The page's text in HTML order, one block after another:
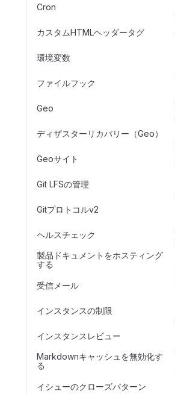
Cron
カスタムHTMLヘッダータグ
環境変数
ファイルフック
Geo
ディザスターリカバリー（Geo）
Geoサイト
Git LFSの管理
Gitプロトコルv2
ヘルスチェック
製品ドキュメントをホスティング
する
受信メール
インスタンスの制限
インスタンスレビュー
Markdownキャッシュを無効化す
る
イシューのクローズパターン